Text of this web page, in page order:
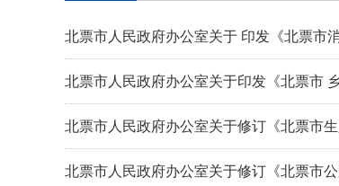
北票市人民政府办公室关于 印发《北票市
北票市人民政府办公室关于印发《北票市
北票市人民政府办公室关于修订《北票市
北票市人民政府办公室关于修订《北票市